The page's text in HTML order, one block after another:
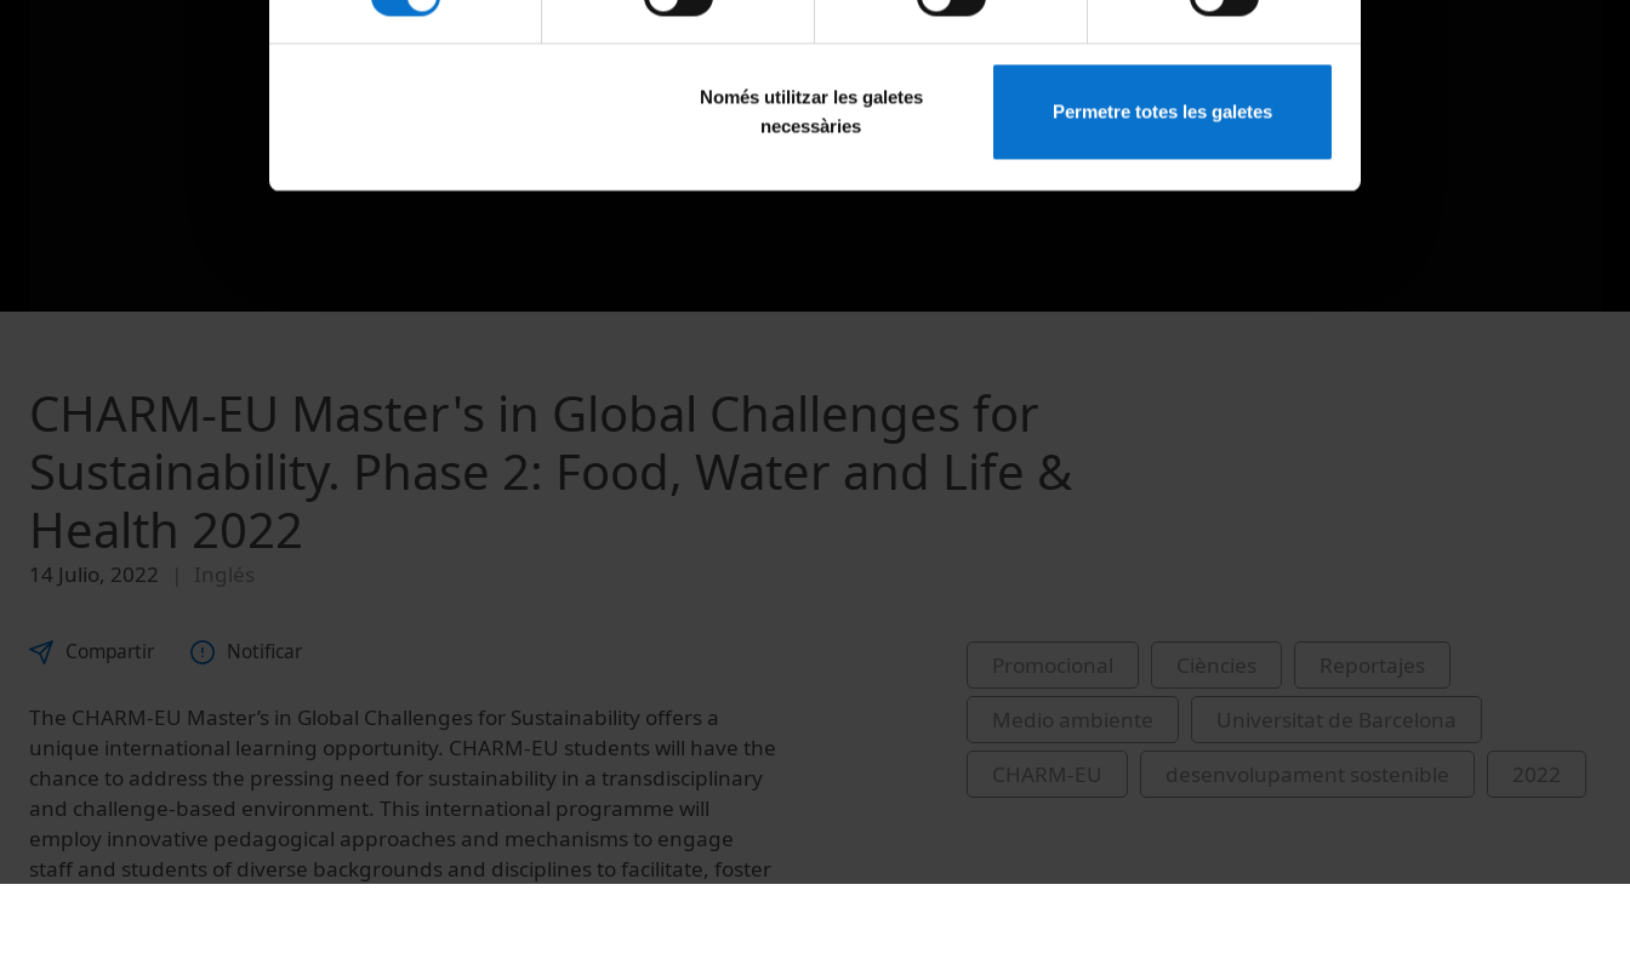
Només utilitzar les galetes
necessàries
Permetre totes les galetes
CHARM-EU Master's in Global Challenges for
Sustainability. Phase 2: Food, Water and Life &
Health 2022
14 Julio, 2022 Inglés
Compartir Notificar
The CHARM-EU Master’s in Global Challenges for Sustainability offers a
unique international learning opportunity. CHARM-EU students will have the
chance to address the pressing need for sustainability in a transdisciplinary
and challenge-based environment. This international programme will
employ innovative pedagogical approaches and mechanisms to engage
staff and students of diverse backgrounds and disciplines to facilitate, foster
Promocional Ciències
Reportajes
Medio ambiente
Universitat de Barcelona
CHARM-EU
desenvolupament sostenible 2022